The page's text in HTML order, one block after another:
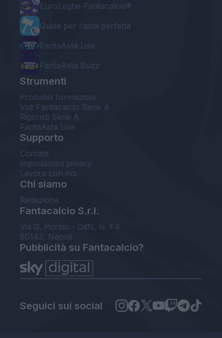
EuroLeghe Fantacalcio®
Guida per l'asta perfetta
FantaAsta Live
FantaAsta Buzz
Strumenti
Probabili formazioni
Voti Fantacalcio Serie A
Rigoristi Serie A
FantaAsta Live
Supporto
Contatti
Impostazioni privacy
Lavora con noi
Chi siamo
Redazione
Fantacalcio S.r.l.
Via G. Porzio - CdN, Is. F4
80143, Napoli
Pubblicità su Fantacalcio?
Seguici sui social